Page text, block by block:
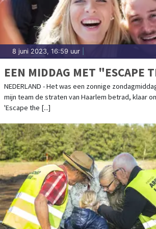
8 juni 2023, 16:59 uur
EEN MIDDAG MET "ESCAPE
NEDERLAND - Het was een zonnige
mijn team de straten van Haarlem betrad, klaar
'Escape the [...]